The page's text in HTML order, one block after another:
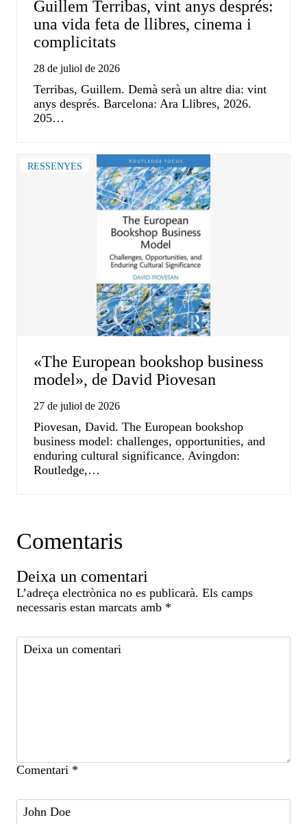
Guillem Terribas, vint anys després:
una vida feta de llibres, cinema i
complicitats
28 de juliol de 2026
Terribas, Guillem. Demà serà un altre dia: vint
anys després. Barcelona: Ara Llibres, 2026.
205…
RESSENYES
«The European bookshop business
model», de David Piovesan
27 de juliol de 2026
Piovesan, David. The European bookshop
business model: challenges, opportunities, and
enduring cultural significance. Avingdon:
Routledge,…
Comentaris
Deixa un comentari
L’adreça electrònica no es publicarà. Els camps
necessaris estan marcats amb *
Comentari *